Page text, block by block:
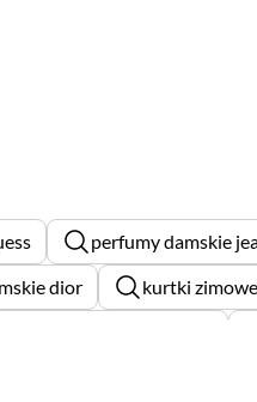
perfumy damskie
dior
kurtki